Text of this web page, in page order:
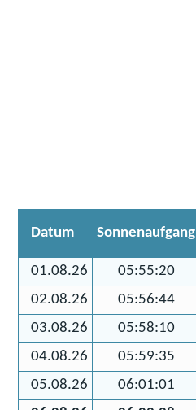
Datum Sonnenaufgang
01.08.26 05:55:20
02.08.26
05:56:44
03.08.26
05:58:10
04.08.26
05:59:35
05.08.26
06:01:01